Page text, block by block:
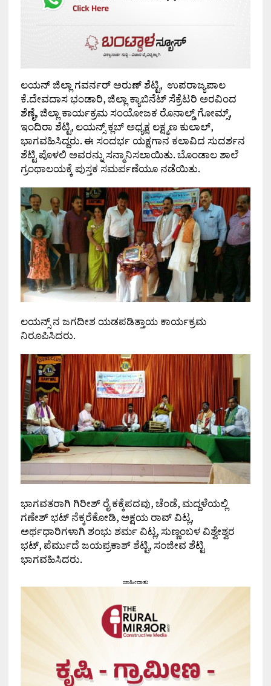
ಲಯನ್ ಜಿಲ್ಲಾ ಗವರ್ನರ್ ಅರುಣ್ ಶೆಟ್ಟಿ, ಉಪರಾಜ್ಯಪಾಲ
ಕೆ.ದೇವದಾಸ ಭಂಡಾರಿ, ಜಿಲ್ಲಾ ಕ್ಯಾಬಿನೆಟ್ ಸೆಕ್ರೆಟರಿ ಅರವಿಂದ
ಶೆಣೈ, ಜಿಲ್ಲಾ ಕಾರ್ಯಕ್ರಮ ಸಂಯೋಜಕ ರೊನಾಲ್ಡ್ ಗೋಮ್ಸ್,
ಇಂದಿರಾ ಶೆಟ್ಟಿ, ಲಯನ್ಸ್ ಕ್ಲಬ್ ಅಧ್ಯಕ್ಷ ಲಕ್ಷ್ಮಣ ಕುಲಾಲ್,
ಭಾಗವಹಿಸಿದ್ದರು. ಈ ಸಂದರ್ಭ ಯಕ್ಷಗಾನ ಕಲಾವಿದ ಸುದರ್ಶನ
ಶೆಟ್ಟಿ ಪೊಳಲಿ ಅವರನ್ನು ಸನ್ಮಾನಿಸಲಾಯಿತು. ಬೊಂಡಾಲ ಶಾಲೆ
ಗ್ರಂಥಾಲಯಕ್ಕೆ ಪುಸ್ತಕ ಸಮರ್ಪಣೆಯೂ ನಡೆಯಿತು.
ಲಯನ್ಸ್ ನ ಜಗದೀಶ ಯಡಪಡಿತ್ತಾಯ ಕಾರ್ಯಕ್ರಮ
ನಿರೂಪಿಸಿದರು.
ಭಾಗವತರಾಗಿ ಗಿರೀಶ್ ರೈ ಕಕ್ಕೆಪದವು, ಚೆಂಡೆ, ಮದ್ದಳೆಯಲ್ಲಿ
ಗಣೇಶ್ ಭಟ್ ನೆಕ್ಕರೆಕೋಡಿ, ಅಕ್ಷಯ ರಾವ್ ವಿಟ್ಲ,
ಅರ್ಥಧಾರಿಗಳಾಗಿ ಶಂಭು ಶರ್ಮ ವಿಟ್ಲ, ಸುಣ್ಣಂಬಳ ವಿಶ್ವೇಶ್ವರ
ಭಟ್, ಪೆರ್ಮುದೆ ಜಯಪ್ರಕಾಶ್ ಶೆಟ್ಟಿ, ಸಂಜೀವ ಶೆಟ್ಟಿ
ಭಾಗವಹಿಸಿದರು.
ಜಾಹೀರಾತು